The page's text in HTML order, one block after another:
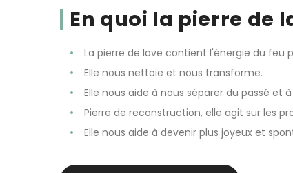
En quoi la pierre de
La pierre de lave contient l'énergie du feu
Elle nous nettoie et nous transforme.
Elle nous aide à nous séparer du passé et
Pierre de reconstruction, elle agit sur les
Elle nous aide à devenir plus joyeux et